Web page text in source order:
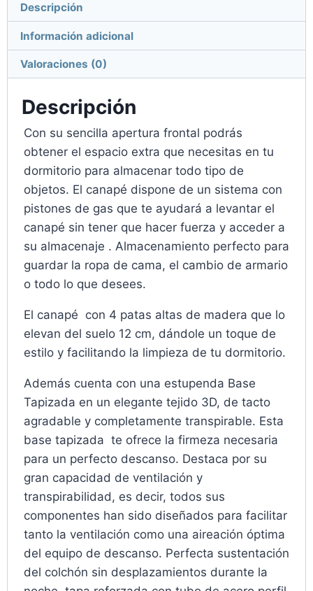
Descripción
Información adicional
Valoraciones (0)
Descripción
Con su sencilla apertura frontal podrás
obtener el espacio extra que necesitas en tu
dormitorio para almacenar todo tipo de
objetos. El canapé dispone de un sistema con
pistones de gas que te ayudará a levantar el
canapé sin tener que hacer fuerza y acceder a
su almacenaje . Almacenamiento perfecto para
guardar la ropa de cama, el cambio de armario
o todo lo que desees.
El canapé con 4 patas altas de madera que lo
elevan del suelo 12 cm, dándole un toque de
estilo y facilitando la limpieza de tu dormitorio.
Además cuenta con una estupenda Base
Tapizada en un elegante tejido 3D, de tacto
agradable y completamente transpirable. Esta
base tapizada te ofrece la firmeza necesaria
para un perfecto descanso. Destaca por su
gran capacidad de ventilación y
transpirabilidad, es decir, todos sus
componentes han sido diseñados para facilitar
tanto la ventilación como una aireación óptima
del equipo de descanso. Perfecta sustentación
del colchón sin desplazamientos durante la